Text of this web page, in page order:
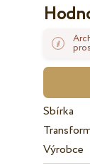
Sbírka
Výrobce